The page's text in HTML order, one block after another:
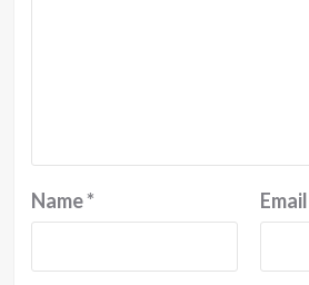
Name* Email